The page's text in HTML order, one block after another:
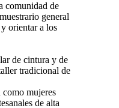
comunidad de
general
orientar a los
de cintura y de
tradicional de
mujeres
de alta